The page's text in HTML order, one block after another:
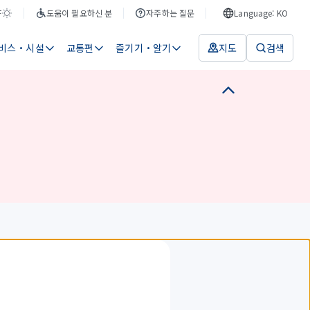
도움이 필요하신 분 자주하는 질문 Language: KO
스・시설 교통편 즐기기・알기 지도 검색